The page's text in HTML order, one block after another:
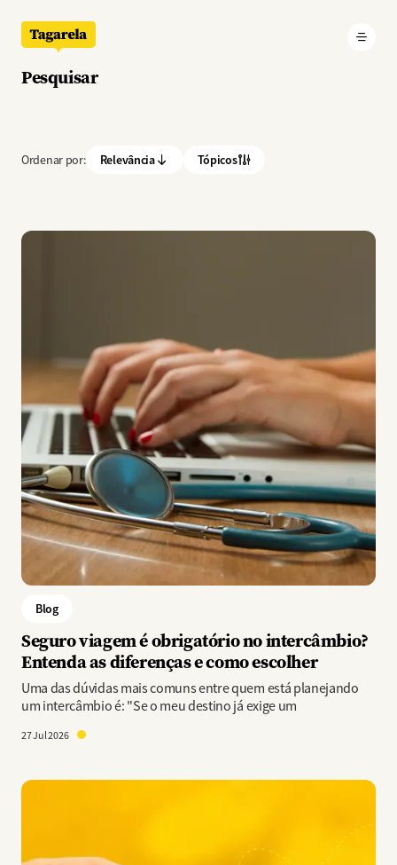
Pesquisar
Ordenar por: Relevância Tópicos
Imagem
Blog
Seguro viagem é obrigatório no intercâmbio?
Entenda as diferenças e como escolher
Uma das dúvidas mais comuns entre quem está planejando
um intercâmbio é: "Se o meu destino já exige um
27 Jul 2026
Imagem